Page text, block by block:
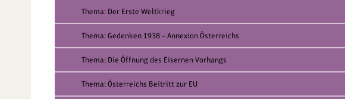
Thema: Der Erste Weltkrieg
Thema: Gedenken 1938 – Annexion Österreichs
Thema: Die Öffnung des Eisernen Vorhangs
Thema: Österreichs Beitritt zur EU